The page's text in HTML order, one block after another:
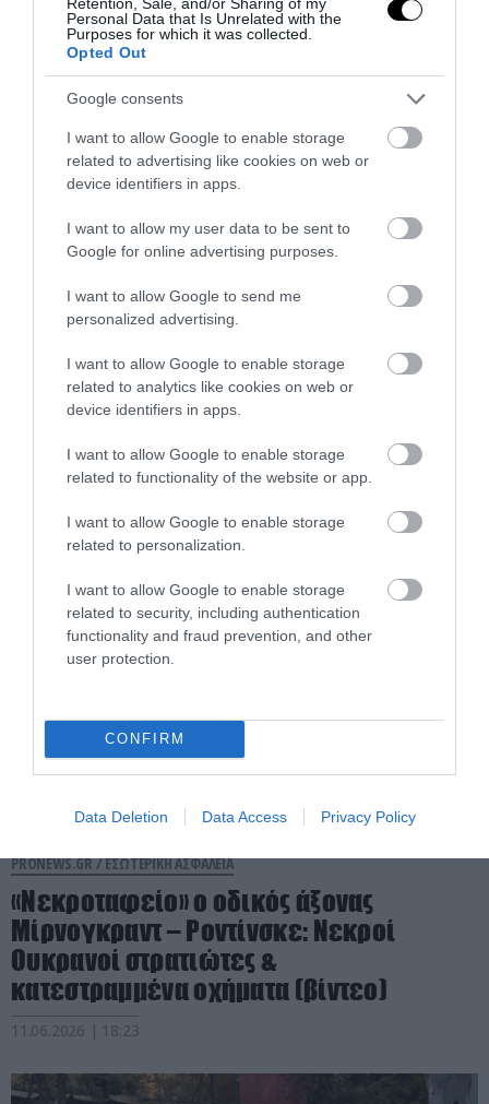
Personal Data that Is Unrelated with the
Purposes for which it was collected.
Opted Out
Google consents
I want to allow Google to enable storage
related to advertising like cookies on web or
device identifiers in apps.
I want to allow my user data to be sent to
Google for online advertising purposes.
I want to allow Google to send me
personalized advertising.
I want to allow Google to enable storage
related to analytics like cookies on web or
device identifiers in apps.
I want to allow Google to enable storage
related to functionality of the website or app.
I want to allow Google to enable storage
related to personalization.
I want to allow Google to enable storage
related to security, including authentication
functionality and fraud prevention, and other
user protection.
CONFIRM
Data Deletion Data Access Privacy Policy
Η σοκαριστική στιγμή της
κατάρρευσης κτιρίου (βίντεο)
25.06.2026 | 21:25
Οι εικόνες της Εκκλησίας μας που
συνδέθηκαν με θαυμαστά γεγονότα
22.06.2026 | 18:41
PRONEWS.GR /ΕΣΩΤΕΡΙΚΗ ΑΣΦΑΛΕΙΑ
«Νεκροταφείο» ο οδικός άξονας
Μίρνογκραντ – Ροντίνσκε: Νεκροί
Ουκρανοί στρατιώτες &
κατεστραμμένα οχήματα (βίντεο)
11.06.2026 | 18:23